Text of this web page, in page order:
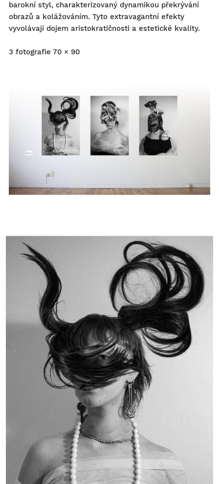
barokní styl, charakterizovaný dynamikou překrývání
obrazů a kolážováním. Tyto extravagantní efekty
vyvolávají dojem aristokratičnosti a estetické kvality.
3 fotografie 70 × 90